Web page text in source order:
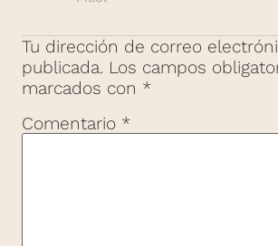
Tu dirección de correo
publicada. Los campos
marcados con *
Comentario *